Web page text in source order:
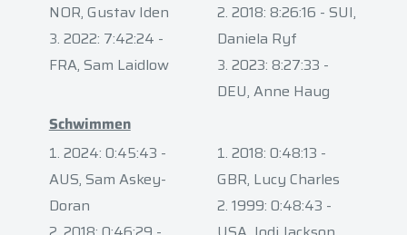
NOR, Gustav Iden
2022: 7:42:24 -
FRA, Sam Laidlow
2018: 8:26:16 - SUI,
Daniela Ryf
2023: 8:27:33 -
DEU, Anne Haug
Schwimmen
2024: 0:45:43 -
AUS, Sam Askey-
Doran
2018: 0:48:13 -
GBR, Lucy Charles
1999: 0:48:43 -